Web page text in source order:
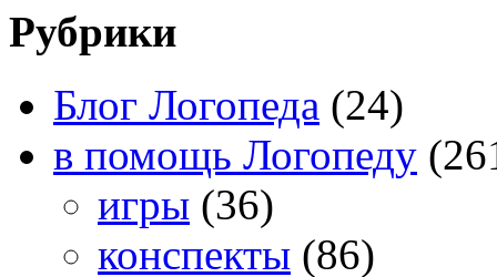
Рубрики
Блог Логопеда (24)
в помощь Логопеду
игры (36)
конспекты (86)